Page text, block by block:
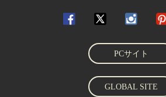
PCサイト
GLOBAL SITE